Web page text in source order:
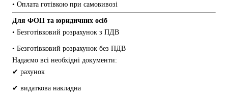
• Оплата готівкою при самовивозі
Для ФОП та юридичних осіб
• Безготівковий розрахунок з ПДВ
• Безготівковий розрахунок без ПДВ
Надаємо всі необхідні документи:
✔ рахунок
✔ видаткова накладна